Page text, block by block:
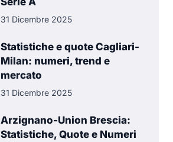
31 Dicembre 2025
Statistiche e quote Cagliari-
Milan: numeri, trend e
mercato
31 Dicembre 2025
Arzignano-Union Brescia:
Statistiche, Quote e Numeri